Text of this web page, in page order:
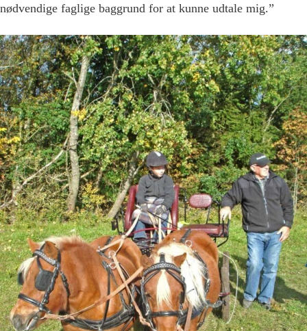
nødvendige faglige baggrund for at kunne udtale mig.”